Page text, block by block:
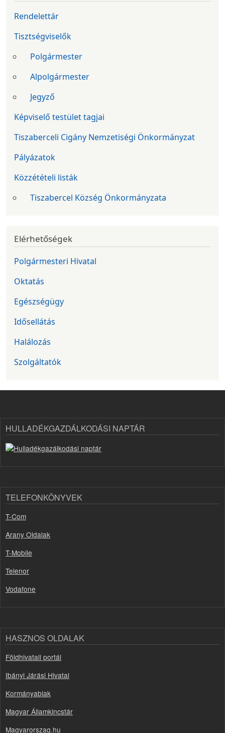
Rendelettár
Tisztségviselők
Polgármester
Alpolgármester
Jegyző
Képviselő testület tagjai
Tiszaberceli Cigány Nemzetiségi Önkormányzat
Pályázatok
Közzétételi listák
Tiszabercel Község Önkormányzata
Elérhetőségek
Polgármesteri Hivatal
Oktatás
Egészségügy
Idősellátás
Halálozás
Szolgáltatók
HULLADÉKGAZDÁLKODÁSI NAPTÁR
TELEFONKÖNYVEK
T-Com
Arany Oldalak
T-Mobile
Telenor
Vodafone
HASZNOS OLDALAK
Földhivatali portál
Ibányi Járási Hivatal
Kormányablak
Magyar Államkincstár
Magyarorszag.hu